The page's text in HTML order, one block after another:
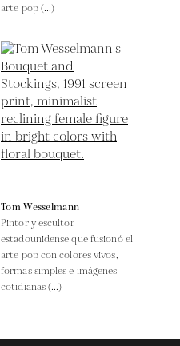
arte pop (...)
Tom Wesselmann
Pintor y escultor
estadounidense que fusionó el
arte pop con colores vivos,
formas simples e imágenes
cotidianas (...)